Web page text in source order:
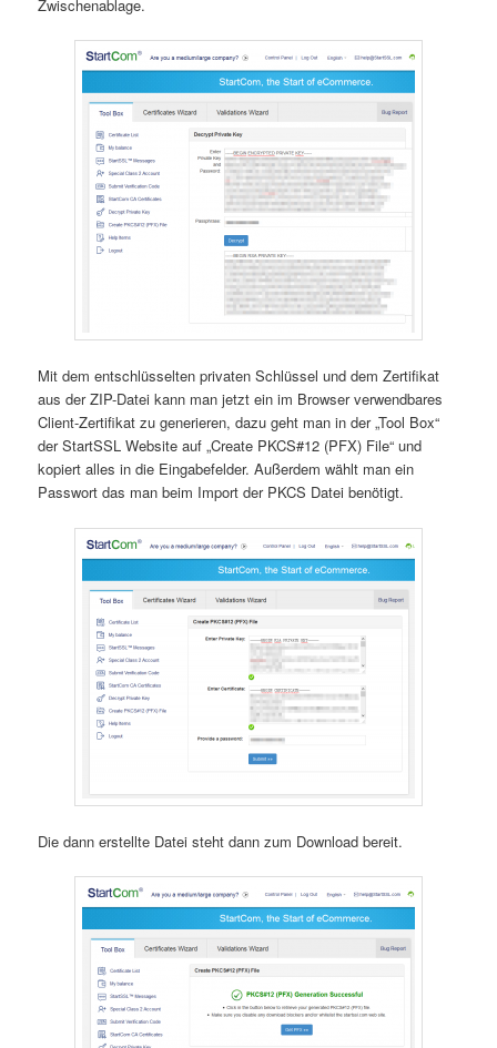
Zwischenablage.
Mit dem entschlüsselten privaten Schlüssel und dem Zertifikat
aus der ZIP-Datei kann man jetzt ein im Browser verwendbares
Client-Zertifikat zu generieren, dazu geht man in der „Tool Box“
der StartSSL Website auf „Create PKCS#12 (PFX) File“ und
kopiert alles in die Eingabefelder. Außerdem wählt man ein
Passwort das man beim Import der PKCS Datei benötigt.
Die dann erstellte Datei steht dann zum Download bereit.